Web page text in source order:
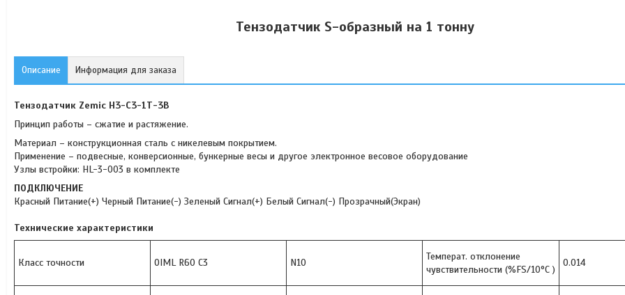
Тензодатчик S-образный на 1 тонну
Описание Информация для заказа
Тензодатчик Zemic H3-C3-1Т-3B
Принцип работы – сжатие и растяжение.
Материал – конструкционная сталь с никелевым покрытием.
Применение – подвесные, конверсионные, бункерные весы и другое электронное весовое оборудование
Узлы встройки: HL-3-003 в комплекте
ПОДКЛЮЧЕНИЕ
Красный Питание(+) Черный Питание(-) Зеленый Сигнал(+) Белый Сигнал(-) Прозрачный(Экран)
Технические характеристики
Класс точности OIML R60 C3 N10
Температ. отклонение
чувствительности (%FS/10°С )
0.014